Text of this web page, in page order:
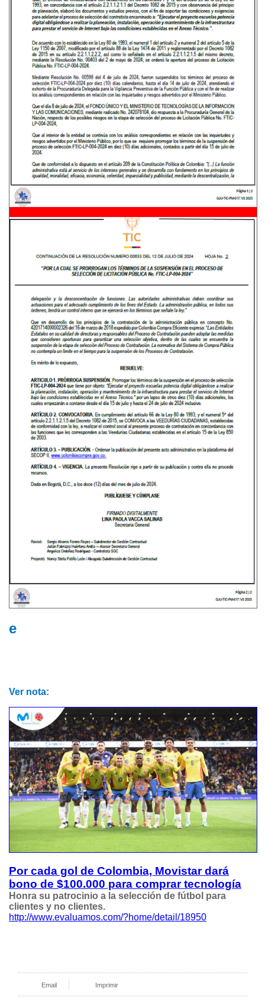
e
Ver nota:
Por cada gol de Colombia, Movistar dará
bono de $100.000 para comprar tecnología
Honra su patrocinio a la selección de fútbol para
clientes y no clientes.
http://www.evaluamos.com/?home/detail/18950
Email Imprimir